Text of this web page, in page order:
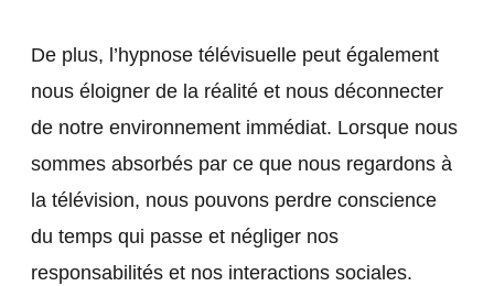
De plus, l’hypnose télévisuelle peut également
nous éloigner de la réalité et nous déconnecter
de notre environnement immédiat. Lorsque nous
sommes absorbés par ce que nous regardons à
la télévision, nous pouvons perdre conscience
du temps qui passe et négliger nos
responsabilités et nos interactions sociales.